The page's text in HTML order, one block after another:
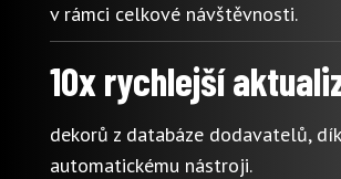
v rámci celkové návštěvnosti.
10x rychlejší
dekorů z databáze dodavatelů,
automatickému nástroji.